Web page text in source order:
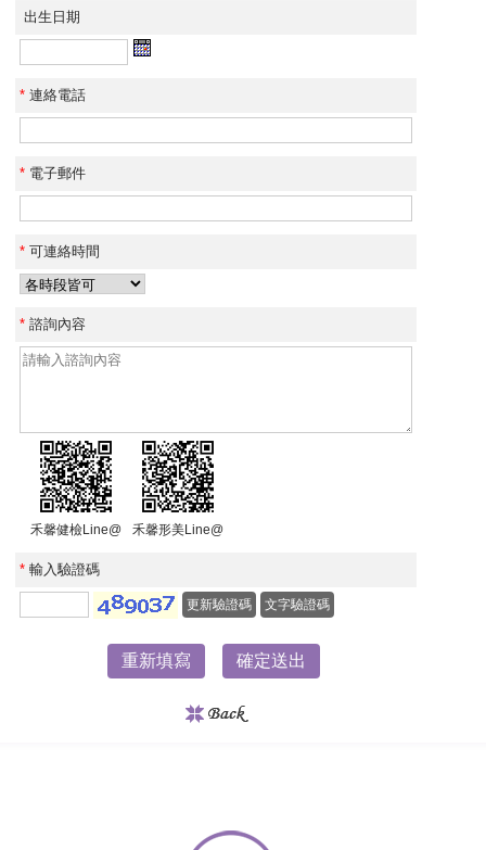
出生日期
* 連絡電話
* 電子郵件
* 可連絡時間
* 諮詢內容
禾馨健檢Line@ 禾馨形美Line@
* 輸入驗證碼
更新驗證碼 文字驗證碼
重新填寫 確定送出